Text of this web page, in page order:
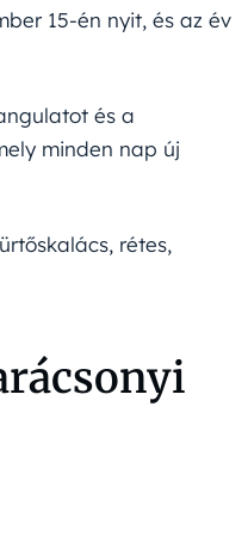
15-én nyit, és az év
és a
minden nap új
rétes,